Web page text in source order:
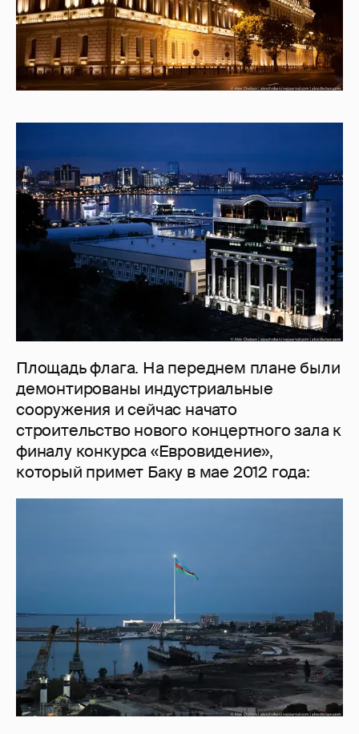
Площадь флага. На переднем плане были
демонтированы индустриальные
сооружения и сейчас начато
строительство нового концертного зала к
финалу конкурса «Евровидение»,
который примет Баку в мае 2012 года: